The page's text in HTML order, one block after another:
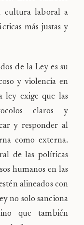
cultura laboral a
más justas y
de la Ley es su
y violencia en
ley exige que las
claros y
y responder al
como externa.
de las políticas
humanos en las
alineados con
no solo sanciona
que también